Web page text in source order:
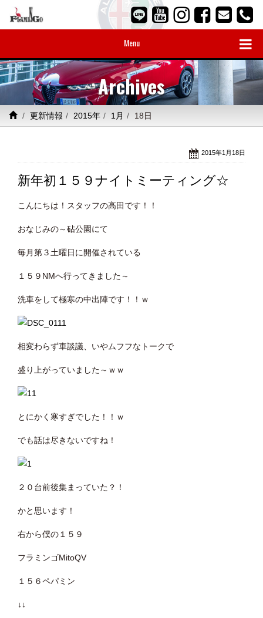
Menu
Archives
更新情報 2015年 1月 18日
2015年1月18日
新年初１５９ナイトミーティング☆
こんにちは！スタッフの高田です！！
おなじみの～砧公園にて
毎月第３土曜日に開催されている
１５９NMへ行ってきました～
洗車をして極寒の中出陣です！！ｗ
相変わらず車談議、いやムフフなトークで
盛り上がっていました～ｗｗ
とにかく寒すぎでした！！ｗ
でも話は尽きないですね！
２０台前後集まっていた？！
かと思います！
右から僕の１５９
フラミンゴMitoQV
１５６ペパミン
↓↓